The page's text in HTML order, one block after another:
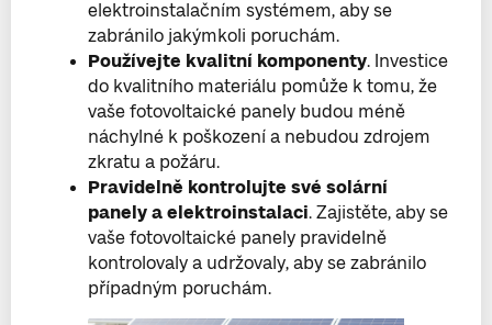
elektroinstalačním systémem, aby se
zabránilo jakýmkoli poruchám.
Používejte kvalitní komponenty. Investice
do kvalitního materiálu pomůže k tomu, že
vaše fotovoltaické panely budou méně
náchylné k poškození a nebudou zdrojem
zkratu a požáru.
Pravidelně kontrolujte své solární
panely a elektroinstalaci. Zajistěte, aby se
vaše fotovoltaické panely pravidelně
kontrolovaly a udržovaly, aby se zabránilo
případným poruchám.